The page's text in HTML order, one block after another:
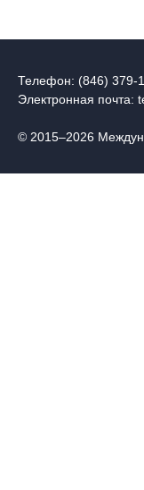
Телефон: (846) 379-
Электронная почта:
© 2015–2026